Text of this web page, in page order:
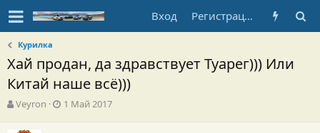
Вход Регистрация
Курилка
Хай продан, да здравствует Туарег))) Или
Китай наше всё)))
А
т
Veyron
Д1 Май 2017